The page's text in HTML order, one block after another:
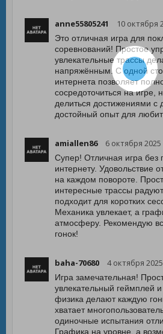
anne55805241 10 октября
Это отличная игра для
соревнований! Простое
увлекательные трассы
напряжённым. С одной
интернета позволяет
сосредоточиться на игре,
делиться достижениями с
достойный опыт для
amiallen86 6 октября 2025
Супер! Отличная игра без
интернету. Удовольствие
на каждом повороте.
интересные трассы
подходит для коротких
Механика увлекает, а
атмосферу. Рекомендую
гонок!
baha-70680 4 октября
Игра замечательная!
увлекательный геймплей
физика делают каждую
хватает
одиночные испытания
Графика на уровне, а